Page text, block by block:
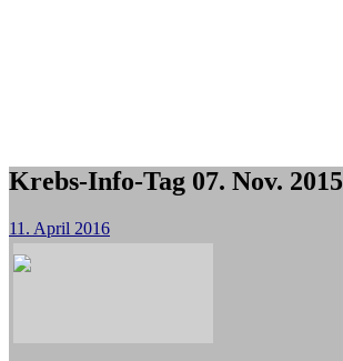
Krebs-Info-Tag 07. Nov. 2015
11. April 2016